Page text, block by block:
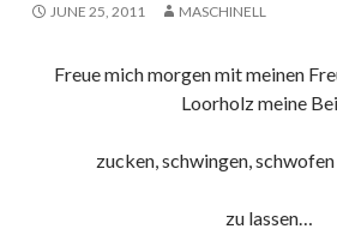
JUNE 25, 2011 MASCHINELL
Freue mich morgen mit meinen
Loorholz meine
zucken, schwingen,
zu lassen…